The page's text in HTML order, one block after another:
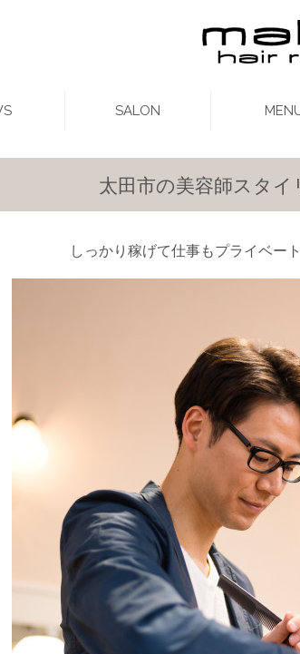
SALON
太田市の美容師スタ
しっかり稼げて仕事もプライベー